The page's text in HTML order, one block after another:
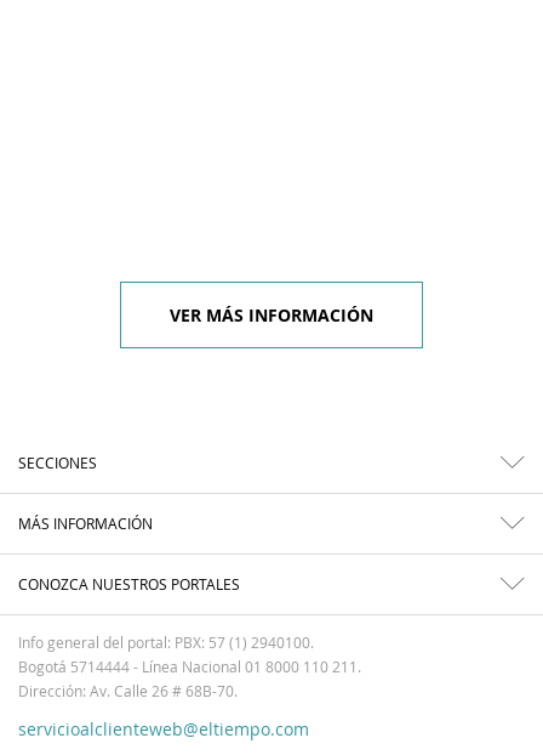
VER MÁS INFORMACIÓN
SECCIONES
MÁS INFORMACIÓN
CONOZCA NUESTROS PORTALES
Info general del portal: PBX: 57 (1) 2940100.
Bogotá 5714444 - Línea Nacional 01 8000 110 211.
Dirección: Av. Calle 26 # 68B-70.
servicioalclienteweb@eltiempo.com